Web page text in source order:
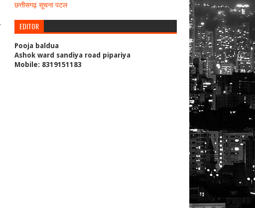
छत्तीसगढ़ सूचना पटल
EDITOR
Pooja baldua
Ashok ward sandiya road pipariya
Mobile: 8319151183